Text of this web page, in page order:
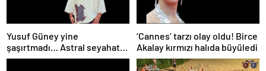
Yusuf Güney yine
şaşırtmadı… Astral seyahat
ve uzaylılardan sonra şimdi
‘Cannes’ tarzı olay oldu! Birce
Akalay kırmızı halıda büyüledi